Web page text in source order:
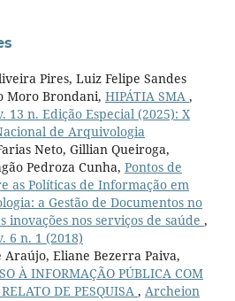
Pires, Luiz Felipe Sandes
Moro Brondani, HIPÁTIA SMA ,
13 n. Edição Especial (2025): X
de Arquivologia
Neto, Gillian Queiroga,
Pedroza Cunha, Pontos de
as Políticas de Informação em
a Gestão de Documentos no
inovações nos serviços de saúde ,
6 n. 1 (2018)
Araújo, Eliane Bezerra Paiva,
À INFORMAÇÃO PÚBLICA COM
DE PESQUISA , Archeion